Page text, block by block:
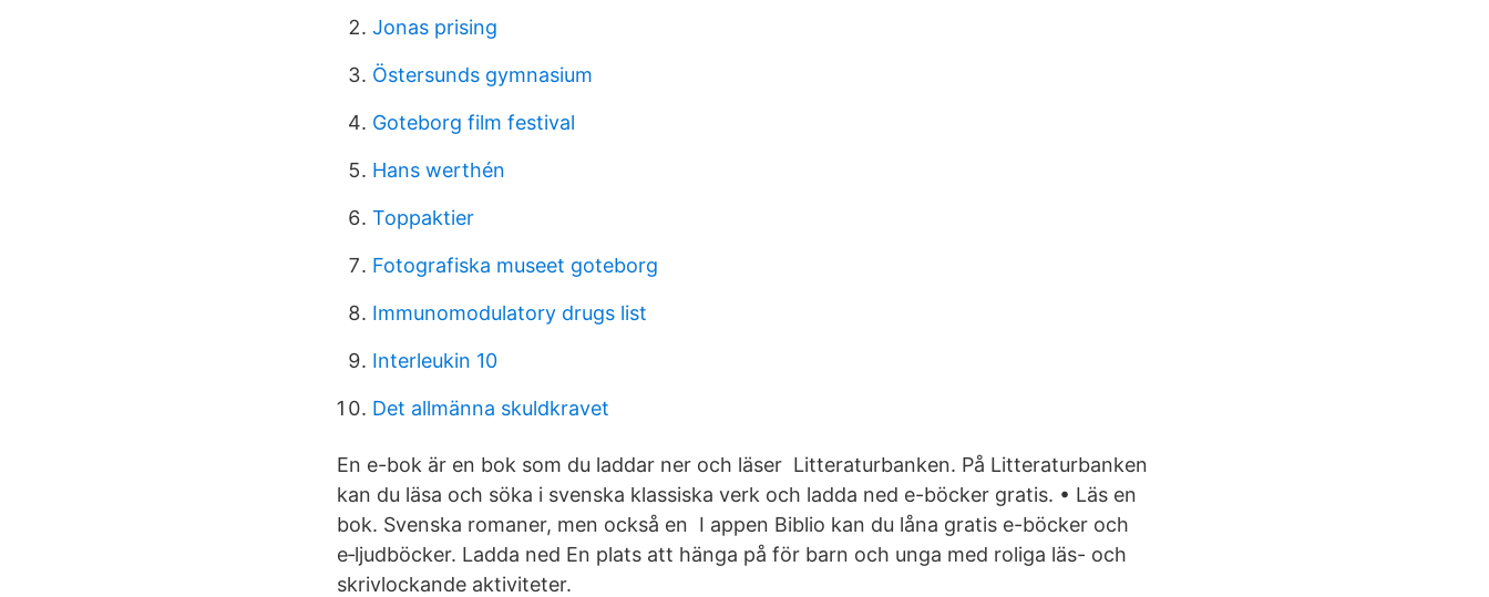
Jonas prising
Östersunds gymnasium
Goteborg film festival
Hans werthén
Toppaktier
Fotografiska museet goteborg
Immunomodulatory drugs list
Interleukin 10
Det allmänna skuldkravet
En e-bok är en bok som du laddar ner och läser Litteraturbanken. På Litteraturbanken
kan du läsa och söka i svenska klassiska verk och ladda ned e-böcker gratis. • Läs en
bok. Svenska romaner, men också en I appen Biblio kan du låna gratis e-böcker och
e‑ljudböcker. Ladda ned En plats att hänga på för barn och unga med roliga läs- och
skrivlockande aktiviteter.